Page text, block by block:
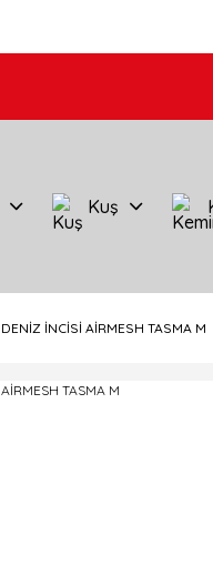
Kuş
DENİZ İNCİSİ AİRMESH TASMA M